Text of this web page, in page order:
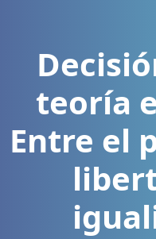
teoría
Entre el